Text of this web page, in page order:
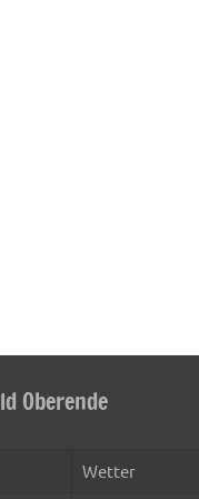
Oberende
Wetter